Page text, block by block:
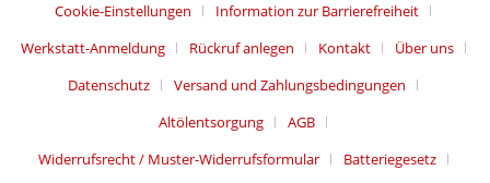
Cookie-Einstellungen
Information zur Barrierefreiheit
Werkstatt-Anmeldung
Rückruf anlegen Kontakt
Über uns
Datenschutz
Versand und Zahlungsbedingungen
Altölentsorgung
AGB
Widerrufsrecht / Muster-Widerrufsformular
Batteriegesetz